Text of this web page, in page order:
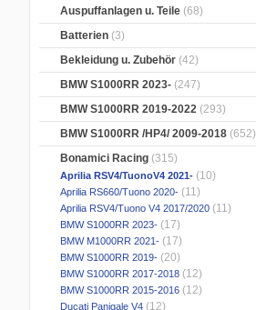
Auspuffanlagen u. Teile (68)
Batterien (3)
Bekleidung u. Zubehör (42)
BMW S1000RR 2023- (247)
BMW S1000RR 2019-2022 (293)
BMW S1000RR /HP4/ 2009-2018 (652)
Bonamici Racing (315)
Aprilia RSV4/TuonoV4 2021- (10)
Aprilia RS660/Tuono 2020- (11)
Aprilia RSV4/Tuono V4 2017/2020 (11)
BMW S1000RR 2023- (17)
BMW M1000RR 2021- (17)
BMW S1000RR 2019- (20)
BMW S1000RR 2017-2018 (12)
BMW S1000RR 2015-2016 (12)
Ducati Panigale V4 (12)